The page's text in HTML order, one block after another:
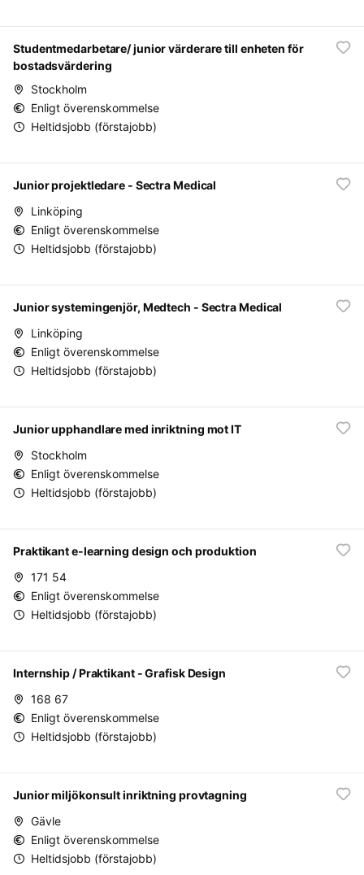
Studentmedarbetare/ junior värderare till enheten för
bostadsvärdering
Stockholm
Enligt överenskommelse
Heltidsjobb (förstajobb)
Junior projektledare - Sectra Medical
Linköping
Enligt överenskommelse
Heltidsjobb (förstajobb)
Junior systemingenjör, Medtech - Sectra Medical
Linköping
Enligt överenskommelse
Heltidsjobb (förstajobb)
Junior upphandlare med inriktning mot IT
Stockholm
Enligt överenskommelse
Heltidsjobb (förstajobb)
Praktikant e-learning design och produktion
171 54
Enligt överenskommelse
Heltidsjobb (förstajobb)
Internship / Praktikant - Grafisk Design
168 67
Enligt överenskommelse
Heltidsjobb (förstajobb)
Junior miljökonsult inriktning provtagning
Gävle
Enligt överenskommelse
Heltidsjobb (förstajobb)